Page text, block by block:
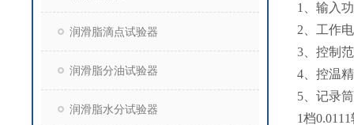
润滑脂滴点试验器
润滑脂分油试验器
润滑脂水分试验器
1、输入
2、工作
3、控制
4、控温
5、记录
1档